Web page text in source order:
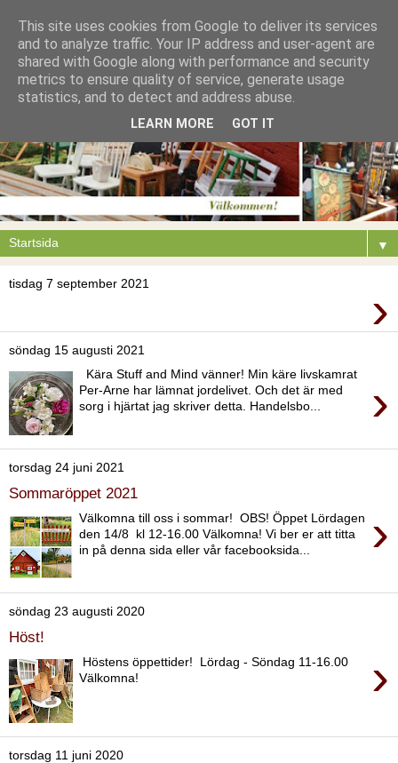
▼
tisdag 7 september 2021 ›
söndag 15 augusti 2021
›
Kära Stuff and Mind vänner! Min käre livskamrat
Per-Arne har lämnat jordelivet. Och det är med
sorg i hjärtat jag skriver detta. Handelsbo...
torsdag 24 juni 2021
Sommaröppet 2021
›
Välkomna till oss i sommar! OBS! Öppet Lördagen
den 14/8 kl 12-16.00 Välkomna! Vi ber er att titta
in på denna sida eller vår facebooksida...
söndag 23 augusti 2020
Höst!
›
Höstens öppettider! Lördag - Söndag 11-16.00
Välkomna!
torsdag 11 juni 2020
This site uses cookies from Google to deliver its services
and to analyze traffic. Your IP address and user-agent are
shared with Google along with performance and security
metrics to ensure quality of service, generate usage
statistics, and to detect and address abuse.
LEARN MORE GOT IT